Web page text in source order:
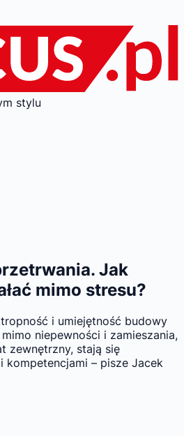
stylu
Jak
mimo stresu?
i umiejętność budowy
niepewności i zamieszania,
zewnętrzny, stają się
kompetencjami – pisze Jacek